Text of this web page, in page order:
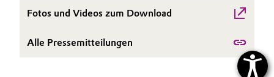
Fotos und Videos zum Download
Alle Pressemitteilungen